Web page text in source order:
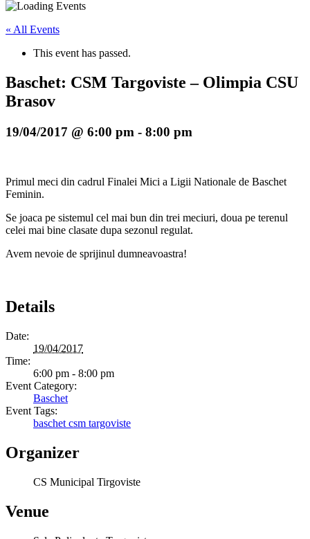
« All Events
This event has passed.
Baschet: CSM Targoviste – Olimpia CSU
Brasov
19/04/2017 @ 6:00 pm - 8:00 pm
Primul meci din cadrul Finalei Mici a Ligii Nationale de Baschet
Feminin.
Se joaca pe sistemul cel mai bun din trei meciuri, doua pe terenul
celei mai bine clasate dupa sezonul regulat.
Avem nevoie de sprijinul dumneavoastra!
Details
Date:
19/04/2017
Time:
6:00 pm - 8:00 pm
Event Category:
Baschet
Event Tags:
baschet csm targoviste
Organizer
CS Municipal Tirgoviste
Venue